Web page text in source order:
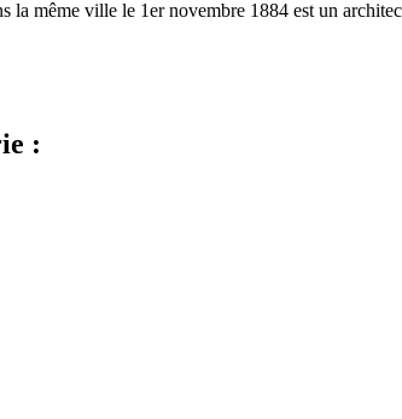
même ville le 1er novembre 1884 est un
: